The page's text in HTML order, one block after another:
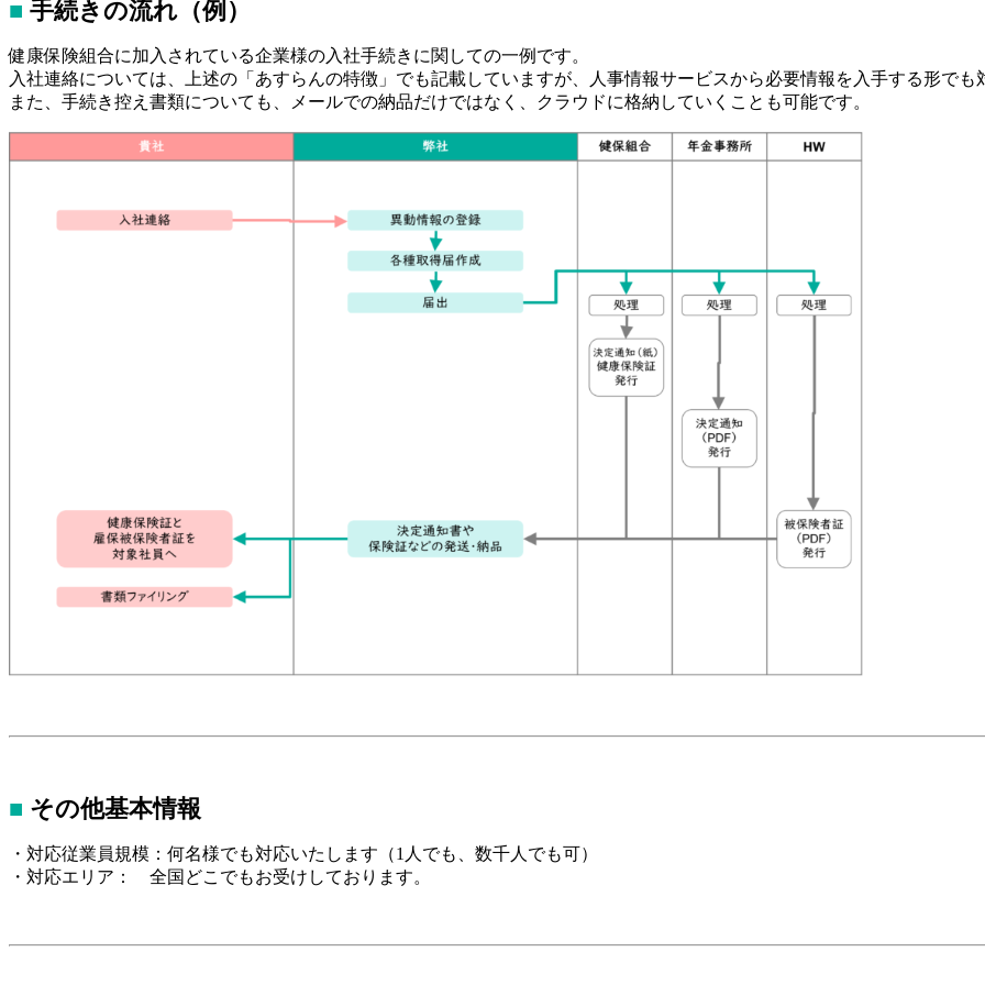
■ 手続きの流れ（例）
健康保険組合に加入されている企業様の入社手続きに関しての一例です。
入社連絡については、上述の「あすらんの特徴」でも記載していますが、人事情報サービスから必要情報を入手する形でも
また、手続き控え書類についても、メールでの納品だけではなく、クラウドに格納していくことも可能です。
■ その他基本情報
・対応従業員規模：何名様でも対応いたします（1人でも、数千人でも可）
・対応エリア： 全国どこでもお受けしております。